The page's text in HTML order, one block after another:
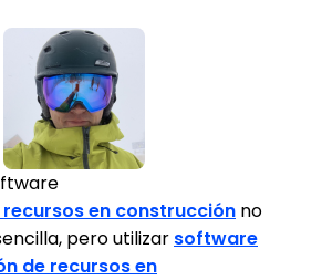
en construcción no
pero utilizar software
de recursos en